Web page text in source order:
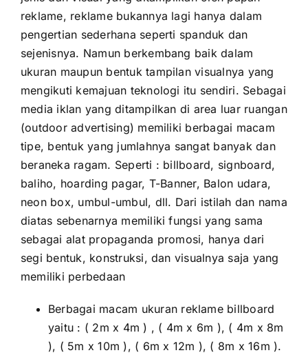
reklame, reklame bukannya lagi hanya dalam
pengertian sederhana seperti spanduk dan
sejenisnya. Namun berkembang baik dalam
ukuran maupun bentuk tampilan visualnya yang
mengikuti kemajuan teknologi itu sendiri. Sebagai
media iklan yang ditampilkan di area luar ruangan
(outdoor advertising) memiliki berbagai macam
tipe, bentuk yang jumlahnya sangat banyak dan
beraneka ragam. Seperti : billboard, signboard,
baliho, hoarding pagar, T-Banner, Balon udara,
neon box, umbul-umbul, dll. Dari istilah dan nama
diatas sebenarnya memiliki fungsi yang sama
sebagai alat propaganda promosi, hanya dari
segi bentuk, konstruksi, dan visualnya saja yang
memiliki perbedaan
Berbagai macam ukuran reklame billboard
yaitu : ( 2m x 4m ) , ( 4m x 6m ), ( 4m x 8m
), ( 5m x 10m ), ( 6m x 12m ), ( 8m x 16m ).